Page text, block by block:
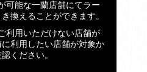
可能な一蘭店舗にてラー
換えることができます。
利用いただけない店舗が
利用したい店舗が対象か
ください。